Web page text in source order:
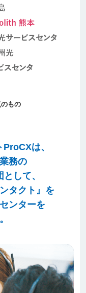
もの
は、コンタ
は、
務の
して、
タクト』を
ンターを